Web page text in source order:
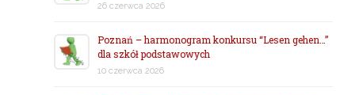
26 czerwca 2026
Poznań – harmonogram konkursu “Lesen gehen…”
dla szkół podstawowych
10 czerwca 2026